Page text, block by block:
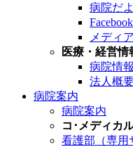
病院だ
メディ
医療・経営情
病院情
法人概
病院案内
病院案内
コ･メディカ
看護部（専用